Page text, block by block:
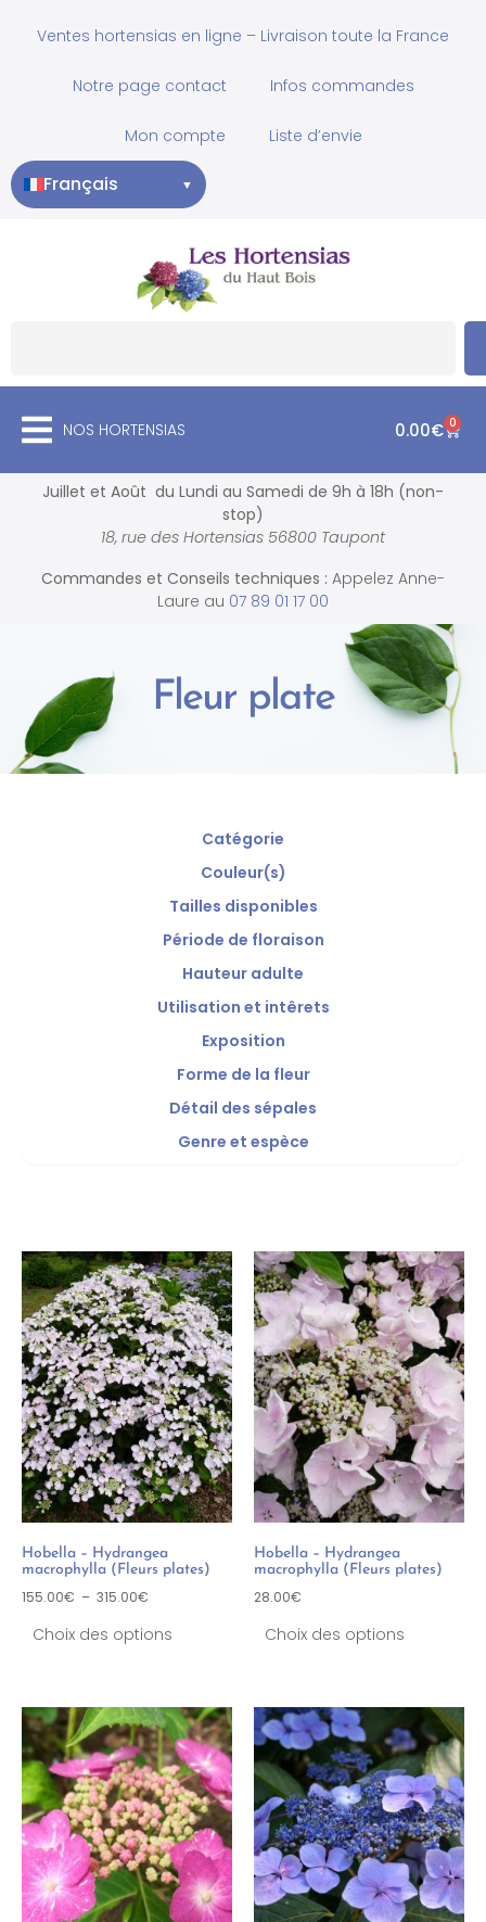
Ventes hortensias en ligne – Livraison toute la France
Notre page contact Infos commandes
Mon compte Liste d’envie
Français ▼
NOS HORTENSIAS 0.00€ 0
Juillet et Août du Lundi au Samedi de 9h à 18h (non-
stop)
18, rue des Hortensias 56800 Taupont
Commandes et Conseils techniques : Appelez Anne-
Laure au 07 89 01 17 00
Fleur plate
Catégorie
Couleur(s)
Tailles disponibles
Période de floraison
Hauteur adulte
Utilisation et intêrets
Exposition
Forme de la fleur
Détail des sépales
Genre et espèce
Hobella – Hydrangea
macrophylla (Fleurs plates)
155.00€ – 315.00€
Choix des options
Hobella – Hydrangea
macrophylla (Fleurs plates)
28.00€
Choix des options